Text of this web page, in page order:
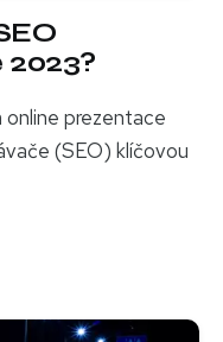
online prezentace
(SEO) klíčovou